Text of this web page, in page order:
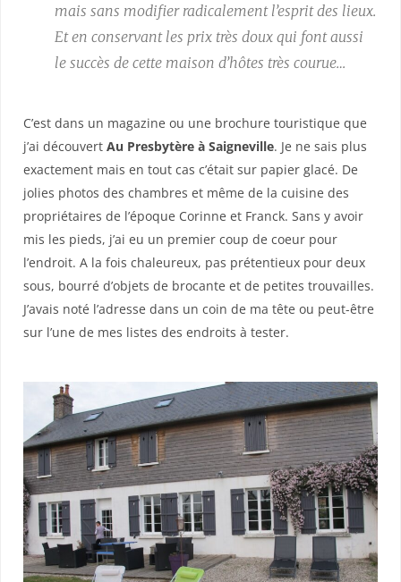
mais sans modifier radicalement l’esprit des lieux.
Et en conservant les prix très doux qui font aussi
le succès de cette maison d’hôtes très courue…
C’est dans un magazine ou une brochure touristique que
j’ai découvert Au Presbytère à Saigneville. Je ne sais plus
exactement mais en tout cas c’était sur papier glacé. De
jolies photos des chambres et même de la cuisine des
propriétaires de l’époque Corinne et Franck. Sans y avoir
mis les pieds, j’ai eu un premier coup de coeur pour
l’endroit. A la fois chaleureux, pas prétentieux pour deux
sous, bourré d’objets de brocante et de petites trouvailles.
J’avais noté l’adresse dans un coin de ma tête ou peut-être
sur l’une de mes listes des endroits à tester.